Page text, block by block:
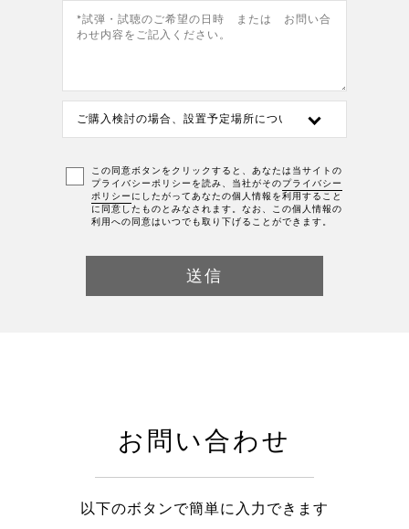
この同意ボタンをクリックすると、あなたは当サイトの
プライバシーポリシーを読み、当社がそのプライバシー
ポリシー にしたがってあなたの個人情報を利用すること
に同意したものとみなされます。なお、この個人情報の
利用への同意はいつでも取り下げることができます。
お問い合わせ
以下のボタンで簡単に入力できます